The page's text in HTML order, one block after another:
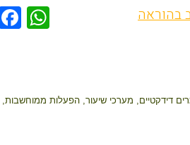
W
h
A
בהוראה
מערכי שיעור, הפעלות ממוחשבות,